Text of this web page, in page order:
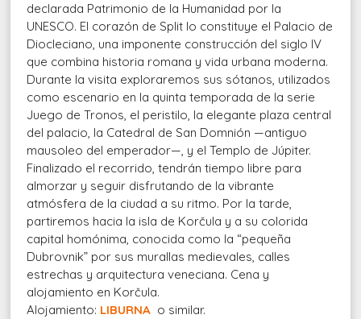
declarada Patrimonio de la Humanidad por la
UNESCO. El corazón de Split lo constituye el Palacio de
Diocleciano, una imponente construcción del siglo IV
que combina historia romana y vida urbana moderna.
Durante la visita exploraremos sus sótanos, utilizados
como escenario en la quinta temporada de la serie
Juego de Tronos, el peristilo, la elegante plaza central
del palacio, la Catedral de San Domnión —antiguo
mausoleo del emperador—, y el Templo de Júpiter.
Finalizado el recorrido, tendrán tiempo libre para
almorzar y seguir disfrutando de la vibrante
atmósfera de la ciudad a su ritmo. Por la tarde,
partiremos hacia la isla de Korčula y a su colorida
capital homónima, conocida como la “pequeña
Dubrovnik” por sus murallas medievales, calles
estrechas y arquitectura veneciana. Cena y
alojamiento en Korčula.
Alojamiento: LIBURNA o similar.